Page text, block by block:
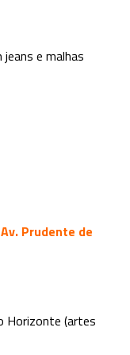
e malhas
Av. Prudente de
Horizonte (artes